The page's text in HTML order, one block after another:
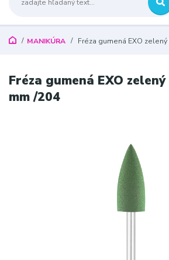
MANIKÚRA Fréza gumená EXO
Fréza gumená EXO
mm /204